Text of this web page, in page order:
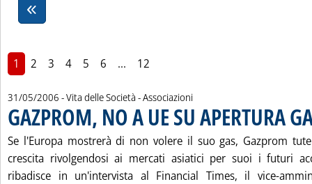
1 2 3 4 5 6 ... 12
31/05/2006 - Vita delle Società - Associazioni
GAZPROM, NO A UE SU APERTURA
Se l'Europa mostrerà di non volere il suo gas, Gazprom
crescita rivolgendosi ai mercati asiatici per suoi i futuri
ribadisce in un'intervista al Financial Times, il vice-